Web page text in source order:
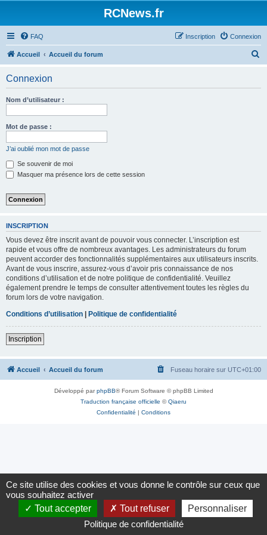
RCNews.fr
FAQ Connexion
Inscription
Accueil Accueil du forum
Connexion
Nom d’utilisateur :
Mot de passe :
J’ai oublié mon mot de passe
Se souvenir de moi
Masquer ma présence lors de cette session
INSCRIPTION
Vous devez être inscrit avant de pouvoir vous connecter. L’inscription est
rapide et vous offre de nombreux avantages. Les administrateurs du forum
peuvent accorder des fonctionnalités supplémentaires aux utilisateurs inscrits.
Avant de vous inscrire, assurez-vous d’avoir pris connaissance de nos
conditions d’utilisation et de notre politique de confidentialité. Veuillez
également prendre le temps de consulter attentivement toutes les règles du
forum lors de votre navigation.
Conditions d’utilisation | Politique de confidentialité
Inscription
Accueil Accueil du forum Fuseau horaire sur UTC+01:00
Développé parphpBB® Forum Software © phpBB Limited
Traduction française officielle ©Qiaeru
Confidentialité | Conditions
Panneau de gestion des cookies
Ce site utilise des cookies et vous donne le contrôle sur ceux que
vous souhaitez activer
Tout accepter
Tout refuser
Personnaliser
Politique de confidentialité